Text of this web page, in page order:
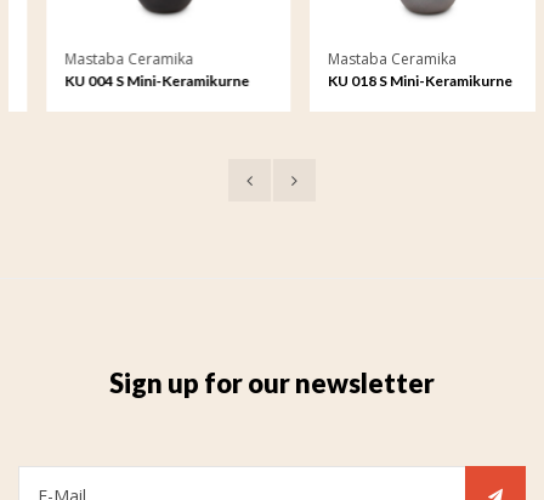
Mastaba Ceramika
KU 004 S Mini-Keramikurne
Mastaba Ceramika
KU 018 S Mini-Keramikurne
Sign up for our newsletter